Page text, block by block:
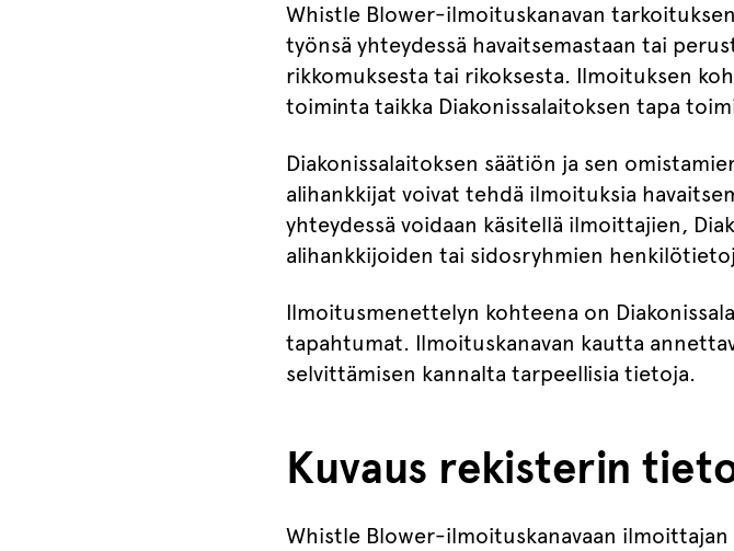
Whistle Blower-ilmoituskanavan
työnsä yhteydessä havaitsemastaan tai
rikkomuksesta tai rikoksesta. Ilmoituksen
toiminta taikka Diakonissalaitoksen tapa
Diakonissalaitoksen säätiön ja sen
alihankkijat voivat tehdä ilmoituksia
yhteydessä voidaan käsitellä ilmoittajien,
alihankkijoiden tai sidosryhmien
Ilmoitusmenettelyn kohteena on
tapahtumat. Ilmoituskanavan kautta
selvittämisen kannalta tarpeellisia tietoja.
Kuvaus rekisterin
Whistle Blower-ilmoituskanavaan